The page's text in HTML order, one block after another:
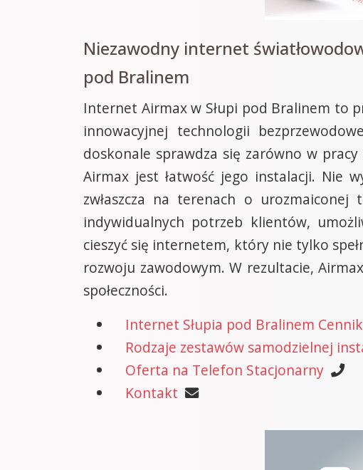
Niezawodny internet
pod Bralinem
Internet Airmax w Słupi pod Bralinem to
innowacyjnej technologii
doskonale sprawdza się zarówno w
Airmax jest łatwość jego instalacji. Nie
zwłaszcza na terenach o
indywidualnych potrzeb klientów,
cieszyć się internetem, który nie tylko
rozwoju zawodowym. W rezultacie,
społeczności.
Internet Słupia pod Bralinem Cennik
Rodzaje zestawów samodzielnej
Oferta na Telefon Stacjonarny
Kontakt